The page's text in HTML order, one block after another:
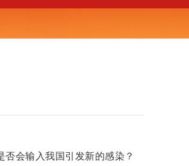
否会输入我国引发新的感染？